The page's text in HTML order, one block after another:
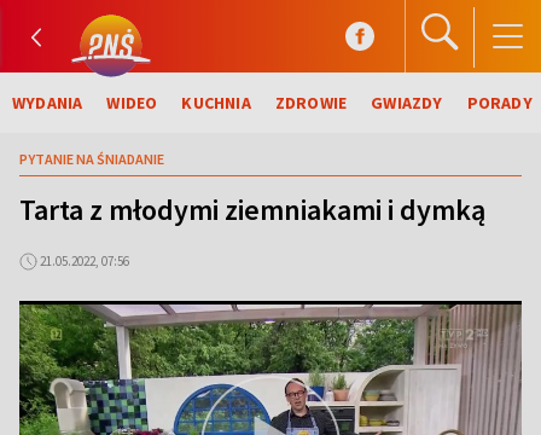
WYDANIA WIDEO KUCHNIA ZDROWIE GWIAZDY PORADY
PYTANIE NA ŚNIADANIE
Tarta z młodymi ziemniakami i dymką
21.05.2022, 07:56